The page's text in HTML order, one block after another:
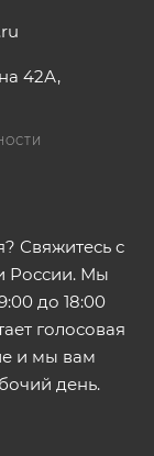
42А,
Свяжитесь с
России. Мы
до 18:00
голосовая
и мы вам
день.